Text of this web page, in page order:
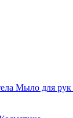
Мыло для рук